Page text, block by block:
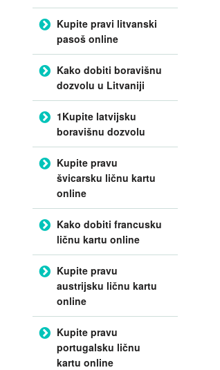
Kupite pravi litvanski
pasoš online
Kako dobiti boravišnu
dozvolu u Litvaniji
1Kupite latvijsku
boravišnu dozvolu
Kupite pravu
švicarsku ličnu kartu
online
Kako dobiti francusku
ličnu kartu online
Kupite pravu
austrijsku ličnu kartu
online
Kupite pravu
portugalsku ličnu
kartu online